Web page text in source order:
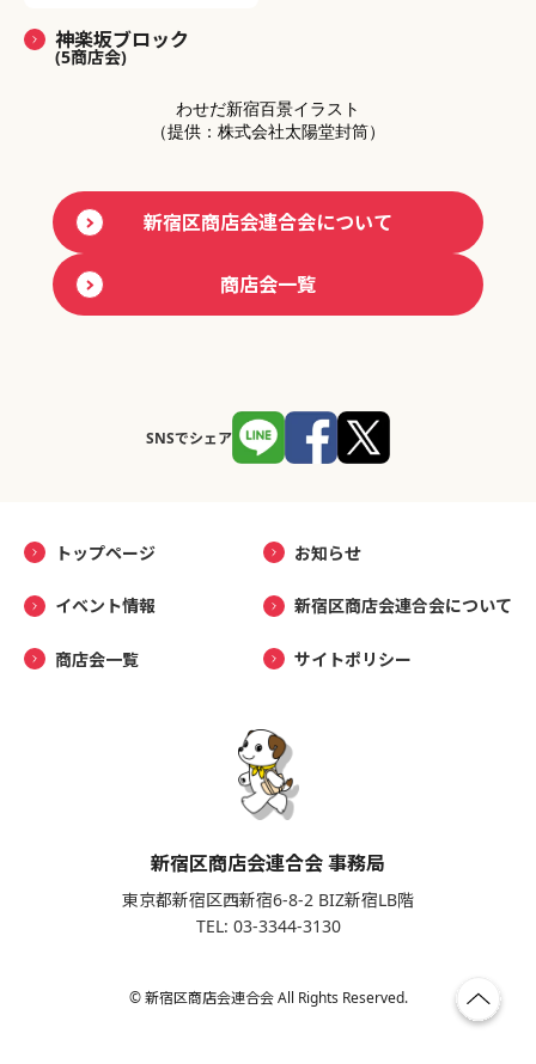
神楽坂ブロック
(5商店会)
わせだ新宿百景イラスト
（提供：株式会社太陽堂封筒）
新宿区商店会連合会について
商店会一覧
SNSでシェア
トップページ お知らせ
イベント情報 新宿区商店会連合会について
商店会一覧 サイトポリシー
新宿区商店会連合会 事務局
東京都新宿区西新宿6-8-2 BIZ新宿LB階
TEL: 03-3344-3130
© 新宿区商店会連合会 All Rights Reserved.